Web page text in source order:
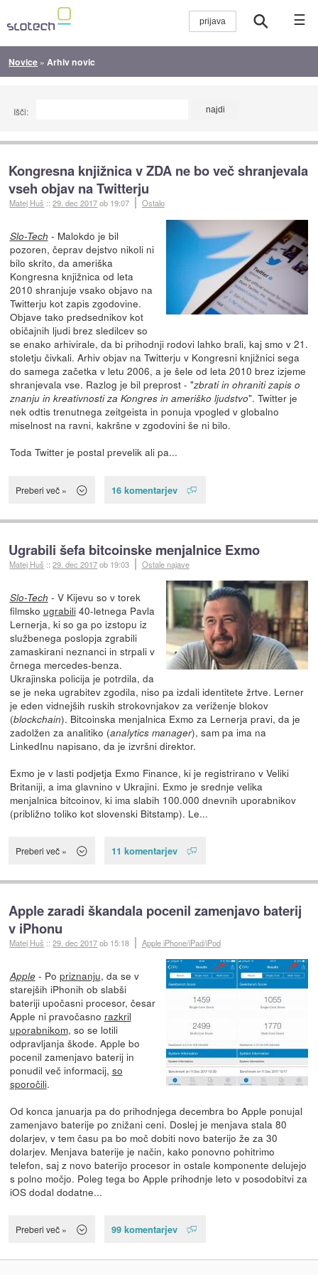
☰
Novice » Arhiv novic
Išči:
Kongresna knjižnica v ZDA ne bo več shranjevala
vseh objav na Twitterju
Matej Huš ::29. dec 2017ob 19:07 Ostalo
Slo-Tech - Malokdo je bil
pozoren, čeprav dejstvo nikoli ni
bilo skrito, da ameriška
Kongresna knjižnica od leta
2010 shranjuje vsako objavo na
Twitterju kot zapis zgodovine.
Objave tako predsednikov kot
običajnih ljudi brez sledilcev so
se enako arhivirale, da bi prihodnji rodovi lahko brali, kaj smo v 21.
stoletju čivkali. Arhiv objav na Twitterju v Kongresni knjižnici sega
do samega začetka v letu 2006, a je šele od leta 2010 brez izjeme
shranjevala vse. Razlog je bil preprost - "zbrati in ohraniti zapis o
znanju in kreativnosti za Kongres in ameriško ljudstvo". Twitter je
nek odtis trenutnega zeitgeista in ponuja vpogled v globalno
miselnost na ravni, kakršne v zgodovini še ni bilo.
Toda Twitter je postal prevelik ali pa...
Preberi več » 16 komentarjev
Ugrabili šefa bitcoinske menjalnice Exmo
Matej Huš ::29. dec 2017ob 19:03 Ostale najave
Slo-Tech - V Kijevu so v torek
filmsko ugrabili40-letnega Pavla
Lernerja, ki so ga po izstopu iz
službenega poslopja zgrabili
zamaskirani neznanci in strpali v
črnega mercedes-benza.
Ukrajinska policija je potrdila, da
se je neka ugrabitev zgodila, niso pa izdali identitete žrtve. Lerner
je eden vidnejših ruskih strokovnjakov za veriženje blokov
(blockchain). Bitcoinska menjalnica Exmo za Lernerja pravi, da je
zadolžen za analitiko (analytics manager), sam pa ima na
LinkedInu napisano, da je izvršni direktor.
Exmo je v lasti podjetja Exmo Finance, ki je registrirano v Veliki
Britaniji, a ima glavnino v Ukrajini. Exmo je srednje velika
menjalnica bitcoinov, ki ima slabih 100.000 dnevnih uporabnikov
(približno toliko kot slovenski Bitstamp). Le...
Preberi več » 11 komentarjev
Apple zaradi škandala pocenil zamenjavo baterij
v iPhonu
Matej Huš ::29. dec 2017ob 15:18 Apple iPhone/iPad/iPod
Apple- Po priznanju, da se v
starejših iPhonih ob slabši
bateriji upočasni procesor, česar
Apple ni pravočasno razkril
uporabnikom, so se lotili
odpravljanja škode. Apple bo
pocenil zamenjavo baterij in
ponudil več informacij, so
sporočili.
Od konca januarja pa do prihodnjega decembra bo Apple ponujal
zamenjavo baterije po znižani ceni. Doslej je menjava stala 80
dolarjev, v tem času pa bo moč dobiti novo baterijo že za 30
dolarjev. Menjava baterije je način, kako ponovno pohitrimo
telefon, saj z novo baterijo procesor in ostale komponente delujejo
s polno močjo. Poleg tega bo Apple prihodnje leto v posodobitvi za
iOS dodal dodatne...
Preberi več » 99 komentarjev